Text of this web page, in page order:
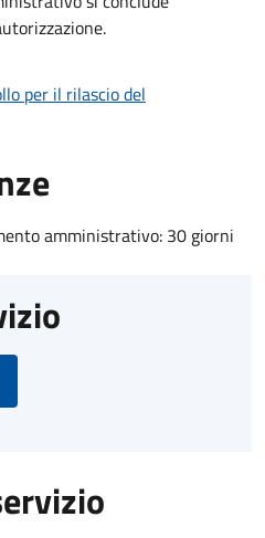
per il rilascio del
amministrativo: 30 giorni